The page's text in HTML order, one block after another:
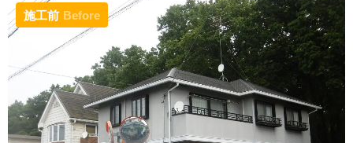
施工前 Before